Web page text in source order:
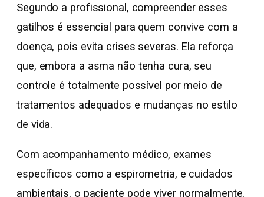
Segundo a profissional, compreender esses
gatilhos é essencial para quem convive com a
doença, pois evita crises severas. Ela reforça
que, embora a asma não tenha cura, seu
controle é totalmente possível por meio de
tratamentos adequados e mudanças no estilo
de vida.
Com acompanhamento médico, exames
específicos como a espirometria, e cuidados
ambientais, o paciente pode viver normalmente,